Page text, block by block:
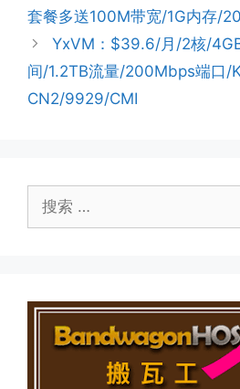
套餐多送100M带宽/1G内存/
YxVM：$39.6/月/2核/
间/1.2TB流量/200Mbps端口/
CN2/9929/CMI
索：